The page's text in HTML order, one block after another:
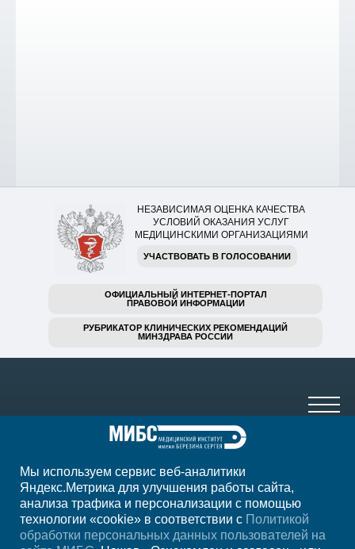
НЕЗАВИСИМАЯ ОЦЕНКА КАЧЕСТВА
УСЛОВИЙ ОКАЗАНИЯ УСЛУГ
МЕДИЦИНСКИМИ ОРГАНИЗАЦИЯМИ
УЧАСТВОВАТЬ В ГОЛОСОВАНИИ
ОФИЦИАЛЬНЫЙ ИНТЕРНЕТ-ПОРТАЛ
ПРАВОВОЙ ИНФОРМАЦИИ
РУБРИКАТОР КЛИНИЧЕСКИХ РЕКОМЕНДАЦИЙ
МИНЗДРАВА РОССИИ
+7 (4812) 65-41-14
ежедн. 7.00-23.00
Мы используем сервис веб-аналитики
Яндекс.Метрика для улучшения работы сайта,
анализа трафика и персонализации с помощью
технологии «cookie» в соответствии с Политикой
обработки персональных данных пользователей на